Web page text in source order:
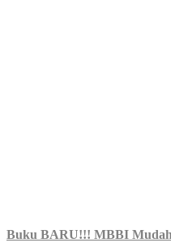
Buku BARU!!! MBBI